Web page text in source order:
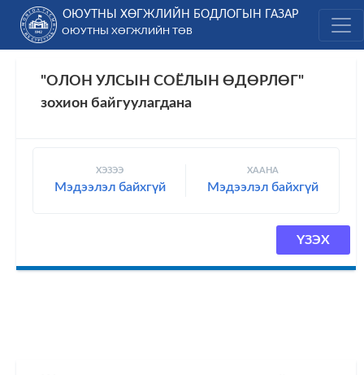
content
ОЮУТНЫ ХӨГЖЛИЙН БОДЛОГЫН ГАЗАР
ОЮУТНЫ ХӨГЖЛИЙН ТӨВ
"ОЛОН УЛСЫН СОЁЛЫН ӨДӨРЛӨГ"
зохион байгуулагдана
ХЭЗЭЭ
Мэдээлэл байхгүй
ХААНА
Мэдээлэл байхгүй
ҮЗЭХ